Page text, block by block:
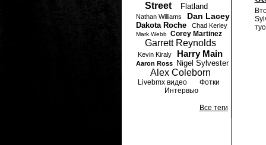
Street
Flatland
Nathan Williams Dan Lacey
Dakota Roche Chad Kerley
Mark Webb Corey Martinez
Garrett Reynolds
Kevin Kiraly Harry Main
Aaron Ross Nigel Sylvester
Alex Coleborn
Livebmx видео
Фотки
Интервью
Все теги